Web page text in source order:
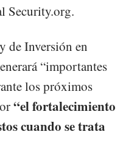
Security.org.
de Inversión en
“importantes
los próximos
“el fortalecimiento
cuando se trata